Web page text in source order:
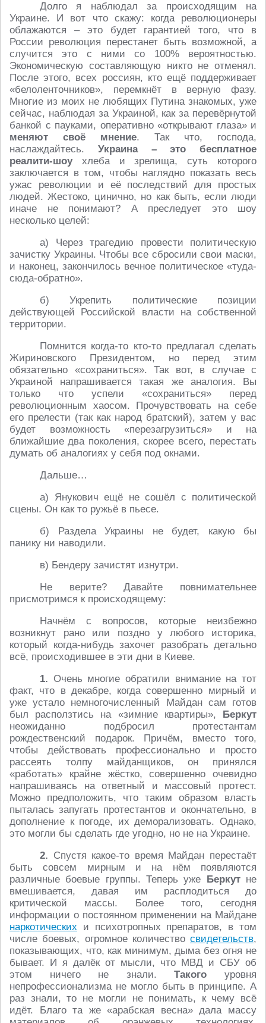
Долго я наблюдал за происходящим на
Украине. И вот что скажу: когда революционеры
облажаются – это будет гарантией того, что в
России революция перестанет быть возможной, а
случится это с ними со 100% вероятностью.
Экономическую составляющую никто не отменял.
После этого, всех россиян, кто ещё поддерживает
«белоленточников», перемкнёт в верную фазу.
Многие из моих не любящих Путина знакомых, уже
сейчас, наблюдая за Украиной, как за перевёрнутой
банкой с пауками, оперативно «открывают глаза» и
меняют своё мнение. Так что, господа,
наслаждайтесь. Украина – это бесплатное
реалити-шоухлеба и зрелища, суть которого
заключается в том, чтобы наглядно показать весь
ужас революции и её последствий для простых
людей. Жестоко, цинично, но как быть, если люди
иначе не понимают? А преследует это шоу
несколько целей:
а) Через трагедию провести политическую
зачистку Украины. Чтобы все сбросили свои маски,
и наконец, закончилось вечное политическое «туда-
сюда-обратно».
б) Укрепить политические позиции
действующей Российской власти на собственной
территории.
Помнится когда-то кто-то предлагал сделать
Жириновского Президентом, но перед этим
обязательно «сохраниться». Так вот, в случае с
Украиной напрашивается такая же аналогия. Вы
только что успели «сохраниться» перед
революционным хаосом. Прочувствовать на себе
его прелести (так как народ братский), затем у вас
будет возможность «перезагрузиться» и на
ближайшие два поколения, скорее всего, перестать
думать об аналогиях у себя под окнами.
Дальше…
а) Янукович ещё не сошёл с политической
сцены. Он как то ружьё в пьесе.
б) Раздела Украины не будет, какую бы
панику ни наводили.
в) Бендеру зачистят изнутри.
Не верите? Давайте повнимательнее
присмотримся к происходящему:
Начнём с вопросов, которые неизбежно
возникнут рано или поздно у любого историка,
который когда-нибудь захочет разобрать детально
всё, происходившее в эти дни в Киеве.
1. Очень многие обратили внимание на тот
факт, что в декабре, когда совершенно мирный и
уже устало немногочисленный Майдан сам готов
был расползтись на «зимние квартиры», Беркут
неожиданно подбросил протестантам
рождественский подарок. Причём, вместо того,
чтобы действовать профессионально и просто
рассеять толпу майданщиков, он принялся
«работать» крайне жёстко, совершенно очевидно
напрашиваясь на ответный и массовый протест.
Можно предположить, что таким образом власть
пыталась запугать протестантов и окончательно, в
дополнение к погоде, их деморализовать. Однако,
это могли бы сделать где угодно, но не на Украине.
2. Спустя какое-то время Майдан перестаёт
быть совсем мирным и на нём появляются
различные боевые группы. Теперь уже Беркутне
вмешивается, давая им расплодиться до
критической массы. Более того, сегодня
информации о постоянном применении на Майдане
наркотических и психотропных препаратов, в том
числе боевых, огромное количество свидетельств,
показывающих, что, как минимум, дыма без огня не
бывает. И я далёк от мысли, что МВД и СБУ об
этом ничего не знали.Такого уровня
непрофессионализма не могло быть в принципе. А
раз знали, то не могли не понимать, к чему всё
идёт. Благо та же «арабская весна» дала массу